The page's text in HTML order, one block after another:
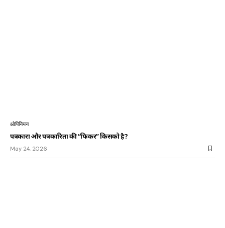
ओपिनियन
पत्रकारों और पत्रकारिता की “फिकर” किसको है?
May 24, 2026